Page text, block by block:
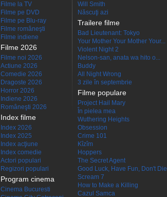
Filme la TV
Filme pe DVD
Filme pe Blu-ray
Filme româneşti
Filme indiene
Filme 2026
Filme noi 2026
Actiune 2026
Comedie 2026
Dragoste 2026
Horror 2026
Indiene 2026
Româneşti 2026
Index filme
Index 2026
Index 2025
Index acţiune
Index comedie
Actori populari
Regizori populari
Program cinema
Cinema Bucuresti
Will Smith
Născuţi azi
Trailere filme
Bad Lieutenant: Tokyo
Your Mother Your Mother Your...
Violent Night 2
Nelson-san, anata wa hito o...
Buddy
All Night Wrong
3 zile în septembrie
Filme populare
Project Hail Mary
În pielea mea
Wuthering Heights
Obsession
Crime 101
Kîzîm
Hoppers
The Secret Agent
Good Luck, Have Fun, Don't Die
Scream 7
How to Make a Killing
Cazul Samca